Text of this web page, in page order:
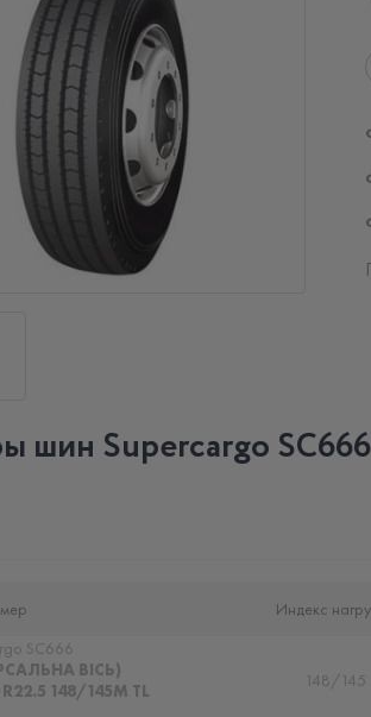
шин Supercargo SC666
Индекс
SC666
ВІСЬ)
148/145M TL
148/145